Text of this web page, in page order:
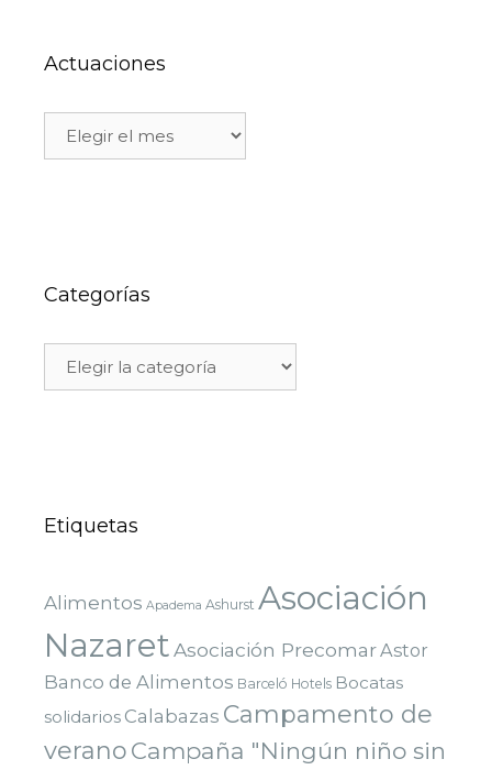
Actuaciones
Categorías
Etiquetas
Alimentos Apadema Ashurst Asociación
NazaretAsociación PrecomarAstor
Banco de Alimentos Barceló Hotels Bocatas
solidarios Calabazas Campamento de
verano Campaña "Ningún niño sin